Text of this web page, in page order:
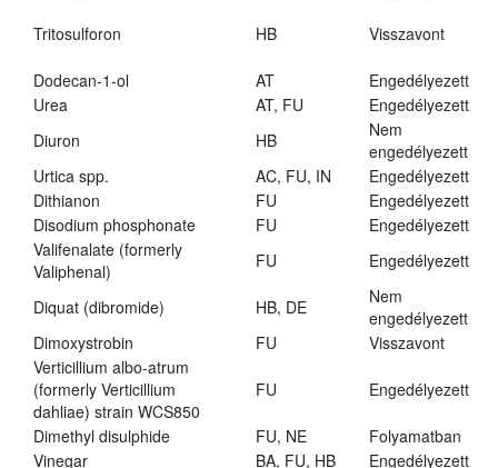
Tritosulforon HB Visszavont
Dodecan-1-ol AT
Engedélyezett
Urea
AT, FU
Engedélyezett
Diuron
HB
Nem
engedélyezett
Urtica spp.
AC, FU, IN
Engedélyezett
Dithianon
FU
Engedélyezett
Disodium phosphonate
FU
Engedélyezett
Valifenalate (formerly
Valiphenal)
FU Engedélyezett
Diquat (dibromide) HB, DE
Nem
engedélyezett
Dimoxystrobin
FU
Visszavont
Verticillium albo-atrum
(formerly Verticillium
dahliae) strain WCS850
FU Engedélyezett
Dimethyl disulphide FU, NE
Folyamatban
Vinegar
BA, FU, HB
Engedélyezett